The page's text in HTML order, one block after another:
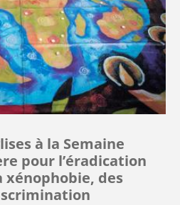
à la Semaine
pour l’éradication
xénophobie, des